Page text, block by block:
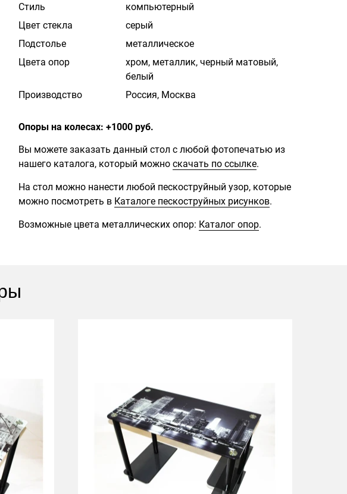
Стиль
компьютерный
Цвет стекла
cерый
Подстолье
металлическое
Цвета опор
хром, металлик, черный матовый,
белый
Производство
Россия, Москва
Опоры на колесах: +1000 руб.
Вы можете заказать данный стол с любой фотопечатью из
нашего каталога, который можно скачать по ссылке.
На стол можно нанести любой пескоструйный узор, которые
можно посмотреть в Каталоге пескоструйных рисунков.
Возможные цвета металлических опор: Каталог опор.